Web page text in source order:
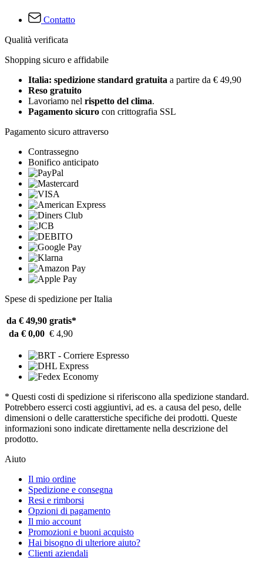
Contatto
Qualità verificata
Shopping sicuro e affidabile
Italia: spedizione standard gratuita a partire da € 49,90
Reso gratuito
Lavoriamo nel rispetto del clima.
Pagamento sicuro con crittografia SSL
Pagamento sicuro attraverso
Contrassegno
Bonifico anticipato
Spese di spedizione per Italia
da € 49,90 gratis*
da € 0,00 € 4,90
* Questi costi di spedizione si riferiscono alla spedizione standard.
Potrebbero esserci costi aggiuntivi, ad es. a causa del peso, delle
dimensioni o delle caratterstiche specifiche dei prodotti. Queste
informazioni sono indicate direttamente nella descrizione del
prodotto.
Aiuto
Il mio ordine
Spedizione e consegna
Resi e rimborsi
Opzioni di pagamento
Il mio account
Promozioni e buoni acquisto
Hai bisogno di ulteriore aiuto?
Clienti aziendali